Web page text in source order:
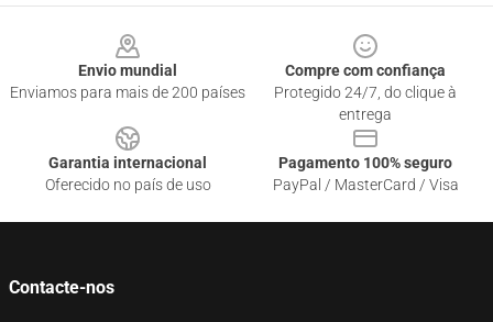
Envio mundial
Enviamos para mais de 200 países
Compre com confiança
Protegido 24/7, do clique à
entrega
Garantia internacional
Oferecido no país de uso
Pagamento 100% seguro
PayPal / MasterCard / Visa
Contacte-nos